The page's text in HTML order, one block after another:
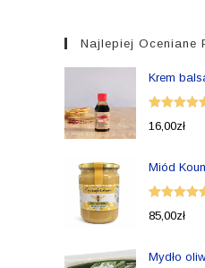
Najlepiej Oceniane
Krem
Oceniono
16,00zł
Miód
Oceniono
85,00zł
Mydło